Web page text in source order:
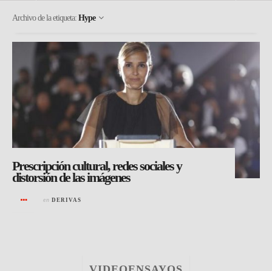
Archivo de la etiqueta: Hype
Prescripción cultural, redes sociales y
distorsión de las imágenes
en DERIVAS